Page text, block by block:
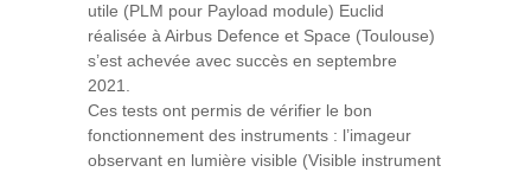
utile (PLM pour Payload module) Euclid
réalisée à Airbus Defence et Space (Toulouse)
s’est achevée avec succès en septembre
2021.
Ces tests ont permis de vérifier le bon
fonctionnement des instruments : l’imageur
observant en lumière visible (Visible instrument